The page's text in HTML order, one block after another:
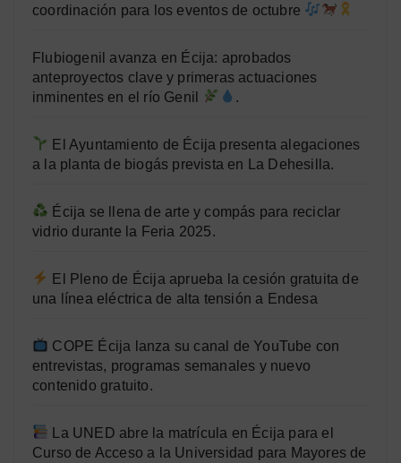
coordinación para los eventos de octubre
Flubiogenil avanza en Écija: aprobados
anteproyectos clave y primeras actuaciones
inminentes en el río Genil
.
El Ayuntamiento de Écija presenta alegaciones
a la planta de biogás prevista en La Dehesilla.
Écija se llena de arte y compás para reciclar
vidrio durante la Feria 2025.
El Pleno de Écija aprueba la cesión gratuita de
una línea eléctrica de alta tensión a Endesa
COPE Écija lanza su canal de YouTube con
entrevistas, programas semanales y nuevo
contenido gratuito.
La UNED abre la matrícula en Écija para el
Curso de Acceso a la Universidad para Mayores de